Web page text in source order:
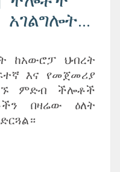
አገልግሎት...
ከአውሮፓ ህብረት
እና የመጀመሪያ
ምድብ ችሎቶች
በዛሬው ዕለት